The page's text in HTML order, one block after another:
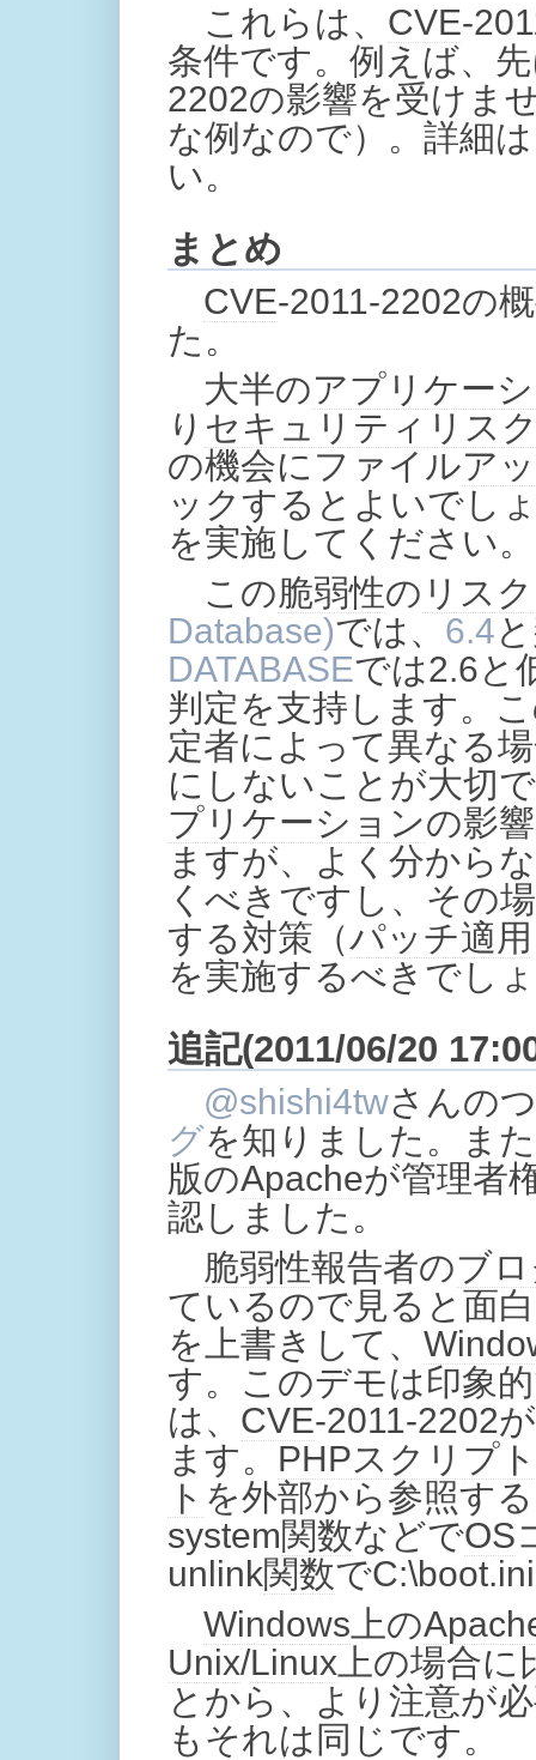
これらは、 CVE-
条件です。例えば、
2202の影響を受けま
な例なので）。詳細
い。
まとめ
CVE-2011-2202の
た。
大半のアプリケー
り セキュリティ リス
の機会にファイルア
ックするとよいでし
を実施してください。
この脆弱性の リスク
Database)では、 6.4
DATABASEでは2.6と
判定を支持します。
定者によって異なる
にしないことが大切
プリケーションの影
ますが、よく分から
くべきですし、その
する対策（パッチ適用
を実施するべきでし
追記(2011/06/20
@shishi4twさんの
グを知りました。ま
版のApacheが管理者
認しました。
脆弱性報告者のブ
ているので見ると面
を上書きして、
す。このデモは印象
は、 CVE-2011-2202
ます。 PHPスクリプト
ト を外部から参照す
system関数などでOS
unlink関数で
Windows 上の
Unix/Linux 上の場合に
とから、より注意が
もそれは同じです。